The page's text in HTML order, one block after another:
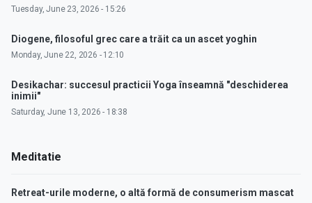
Tuesday, June 23, 2026 - 15:26
Diogene, filosoful grec care a trăit ca un ascet yoghin
Monday, June 22, 2026 - 12:10
Desikachar: succesul practicii Yoga înseamnă "deschiderea
inimii"
Saturday, June 13, 2026 - 18:38
Meditatie
Retreat-urile moderne, o altă formă de consumerism mascat